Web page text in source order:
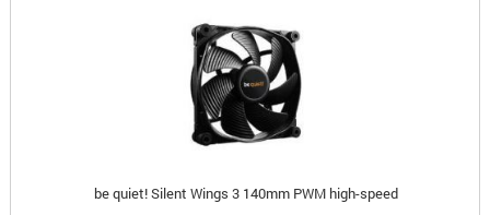
be quiet! Silent Wings 3 140mm PWM high-speed